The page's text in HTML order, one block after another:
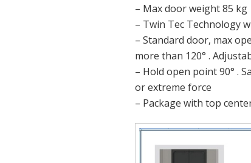
– Max door weight 85 kg
– Twin Tec Technology
– Standard door, max
more than 120° .
– Hold open point 90° .
or extreme force
– Package with top